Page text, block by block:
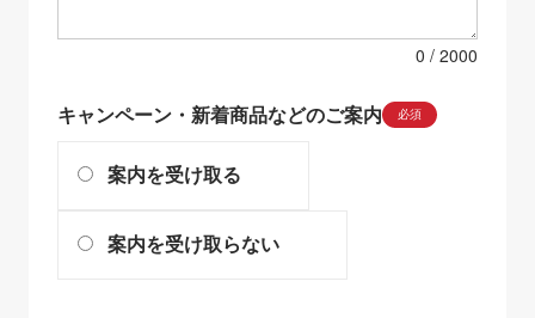
0
キャンペーン・新着商品などのご案内 必須
案内を受け取る
案内を受け取らない